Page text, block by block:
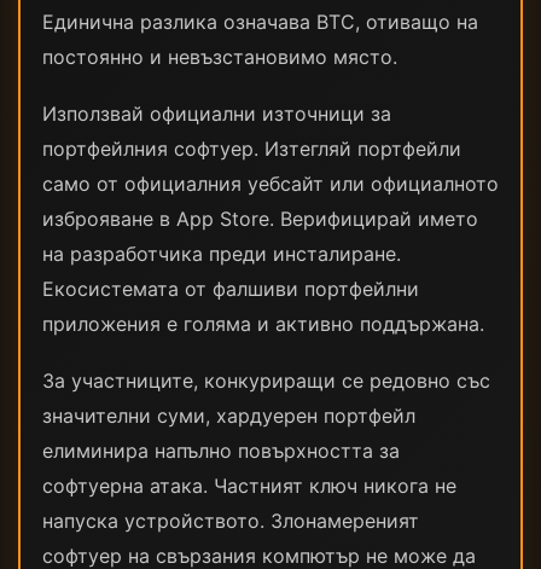
Единична разлика означава BTC, отиващо на
постоянно и невъзстановимо място.
Използвай официални източници за
портфейлния софтуер. Изтегляй портфейли
само от официалния уебсайт или официалното
изброяване в App Store. Верифицирай името
на разработчика преди инсталиране.
Екосистемата от фалшиви портфейлни
приложения е голяма и активно поддържана.
За участниците, конкуриращи се редовно със
значителни суми, хардуерен портфейл
елиминира напълно повърхността за
софтуерна атака. Частният ключ никога не
напуска устройството. Злонамереният
софтуер на свързания компютър не може да